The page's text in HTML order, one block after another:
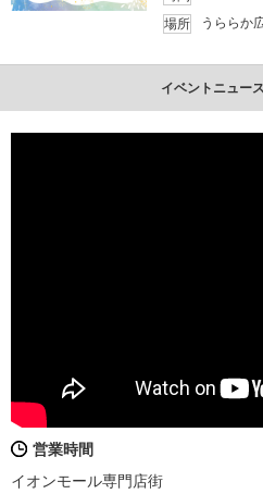
場所
うららか
イベントニュー
営業時間
イオンモール専門店街